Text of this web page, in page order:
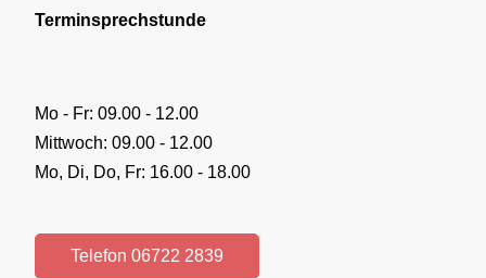
Terminsprechstunde
Mo - Fr: 09.00 - 12.00
Mittwoch: 09.00 - 12.00
Mo, Di, Do, Fr: 16.00 - 18.00
Telefon 06722 2839